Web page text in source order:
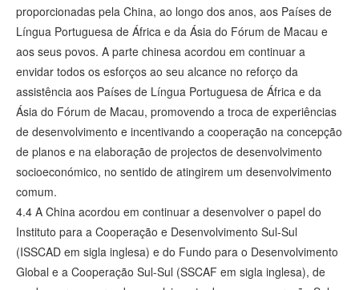
proporcionadas pela China, ao longo dos anos, aos Países de
Língua Portuguesa de África e da Ásia do Fórum de Macau e
aos seus povos. A parte chinesa acordou em continuar a
envidar todos os esforços ao seu alcance no reforço da
assistência aos Países de Língua Portuguesa de África e da
Ásia do Fórum de Macau, promovendo a troca de experiências
de desenvolvimento e incentivando a cooperação na concepção
de planos e na elaboração de projectos de desenvolvimento
socioeconómico, no sentido de atingirem um desenvolvimento
comum.
4.4 A China acordou em continuar a desenvolver o papel do
Instituto para a Cooperação e Desenvolvimento Sul-Sul
(ISSCAD em sigla inglesa) e do Fundo para o Desenvolvimento
Global e a Cooperação Sul-Sul (SSCAF em sigla inglesa), de